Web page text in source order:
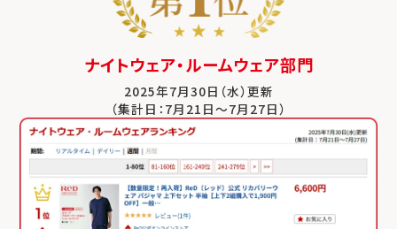
ナイトウェア・ルームウェア部門
2025年7月30日（水）更新
（集計日：7月21日～7月27日）